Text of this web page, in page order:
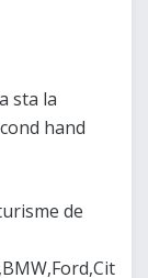
sta la
hand
de